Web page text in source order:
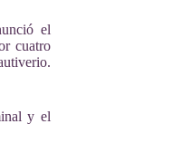
el
cuatro
y el